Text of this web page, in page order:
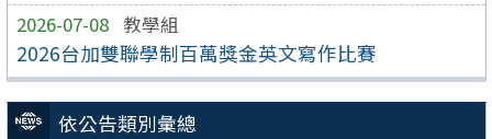
2026-07-08 教學組
2026台加雙聯學制百萬獎金英文寫作比賽
依公告類別彙總